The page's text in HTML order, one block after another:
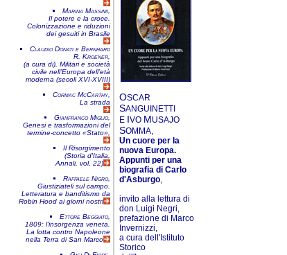
Marina Massimi,
Il potere e la croce.
Colonizzazione e riduzioni
dei gesuiti in Brasile
Claudio Donati e Bernhard
R. Kroener,
(a cura di), Militari e società
civile nell’Europa dell’età
moderna (secoli XVI-XVIII)
Cormac McCarthy,
La strada
Gianfranco Miglio,
Genesi e trasformazioni del
termine-concetto «Stato»,
Il Risorgimento
(Storia d'Italia,
Annali, vol, 22)
Raffaele Nigro,
Giustiziateli sul campo.
Letteratura e banditismo da
Robin Hood ai giorni nostri
Ettore Beggiato,
1809: l'in­sor­genza veneta.
La lotta contro Napoleone
nella Terra di San Marco
OSCAR
SANGUINETTI
E IVO MUSAJO
SOMMA,
Un cuore per la
nuova Europa.
Appunti per una
biografia di Carlo
d'Asburgo,
invito alla lettura di
don Luigi Negri,
prefazione di Marco
Invernizzi,
a cura dell'Istituto
Storico